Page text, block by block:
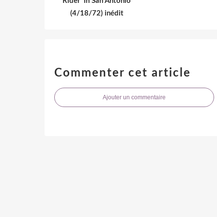
(4/18/72) inédit
Commenter cet article
Ajouter un commentaire